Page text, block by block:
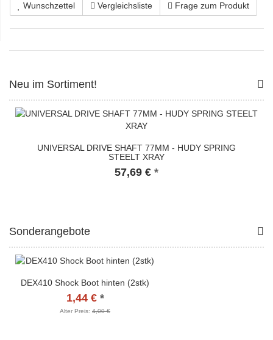
Wunschzettel Vergleichsliste Frage zum Produkt
Neu im Sortiment!
UNIVERSAL DRIVE SHAFT 77MM - HUDY SPRING
STEELT XRAY
57,69 € *
Sonderangebote
DEX410 Shock Boot hinten (2stk)
1,44 € *
Alter Preis: 4,00 €